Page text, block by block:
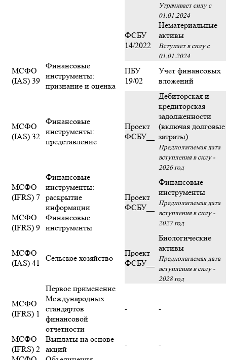
Утрачивает силу с
01.01.2024
ФСБУ
14/2022
Нематериальные
активы
Вступает в силу с
01.01.2024
МСФО
(IAS) 39
Финансовые
инструменты:
признание и оценка
ПБУ
19/02
Учет финансовых
вложений
МСФО
(IAS) 32
Финансовые
инструменты:
представление
Проект
ФСБУ__
Дебиторская и
кредиторская
задолженности
(включая долговые
затраты)
Предполагаемая дата
вступления в силу -
2026 год
МСФО
(IFRS) 7
Финансовые
инструменты:
раскрытие
информации
Проект
ФСБУ__
Финансовые
инструменты
Предполагаемая дата
вступления в силу -
2027 год
МСФО
(IFRS) 9
Финансовые
инструменты
МСФО
(IAS) 41
Сельское хозяйство
Проект
ФСБУ__
Биологические
активы
Предполагаемая дата
вступления в силу -
2028 год
МСФО
(IFRS) 1
Первое применение
Международных
стандартов
финансовой
отчетности
- -
МСФО
(IFRS) 2
Выплаты на основе
акций
-
-